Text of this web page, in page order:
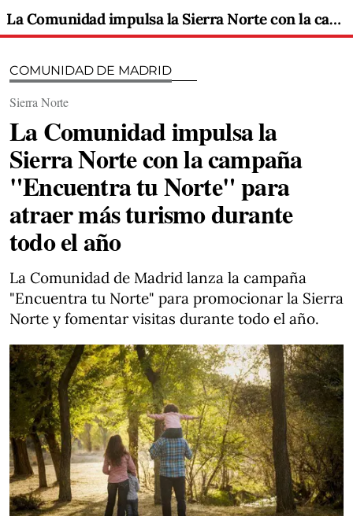
La Comunidad impulsa la Sierra Norte con la campaña "Encuentra tu Norte" para atraer más turismo durante todo el año
COMUNIDAD DE MADRID
Sierra Norte
La Comunidad impulsa la
Sierra Norte con la campaña
"Encuentra tu Norte" para
atraer más turismo durante
todo el año
La Comunidad de Madrid lanza la campaña
"Encuentra tu Norte" para promocionar la Sierra
Norte y fomentar visitas durante todo el año.